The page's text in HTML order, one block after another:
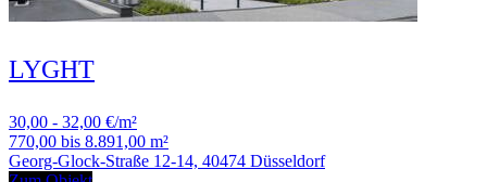
LYGHT
30,00 - 32,00 €/m²
770,00 bis 8.891,00 m²
Georg-Glock-Straße 12-14, 40474 Düsseldorf